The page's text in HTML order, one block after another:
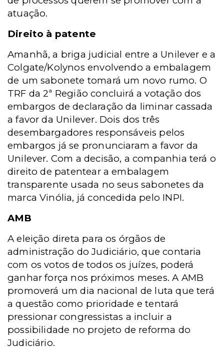
atuação.
Direito à patente
Amanhã, a briga judicial entre a Unilever e a
Colgate/Kolynos envolvendo a embalagem
de um sabonete tomará um novo rumo. O
TRF da 2ª Região concluirá a votação dos
embargos de declaração da liminar cassada
a favor da Unilever. Dois dos três
desembargadores responsáveis pelos
embargos já se pronunciaram a favor da
Unilever. Com a decisão, a companhia terá o
direito de patentear a embalagem
transparente usada no seus sabonetes da
marca Vinólia, já concedida pelo INPI.
AMB
A eleição direta para os órgãos de
administração do Judiciário, que contaria
com os votos de todos os juízes, poderá
ganhar força nos próximos meses. A AMB
promoverá um dia nacional de luta que terá
a questão como prioridade e tentará
pressionar congressistas a incluir a
possibilidade no projeto de reforma do
Judiciário.